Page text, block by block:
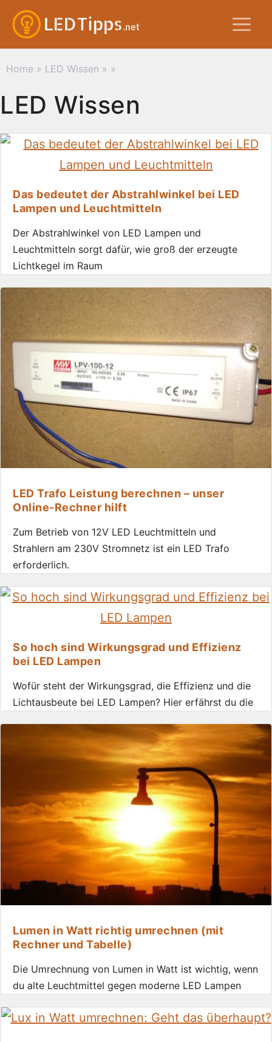
Zum
Inhalt
springen
Home » LED Wissen » »
LED Wissen
Das bedeutet der Abstrahlwinkel bei LED
Lampen und Leuchtmitteln
Der Abstrahlwinkel von LED Lampen und
Leuchtmitteln sorgt dafür, wie groß der erzeugte
Lichtkegel im Raum
LED Trafo Leistung berechnen – unser
Online-Rechner hilft
Zum Betrieb von 12V LED Leuchtmitteln und
Strahlern am 230V Stromnetz ist ein LED Trafo
erforderlich.
So hoch sind Wirkungsgrad und Effizienz
bei LED Lampen
Wofür steht der Wirkungsgrad, die Effizienz und die
Lichtausbeute bei LED Lampen? Hier erfährst du die
Lumen in Watt richtig umrechnen (mit
Rechner und Tabelle)
Die Umrechnung von Lumen in Watt ist wichtig, wenn
du alte Leuchtmittel gegen moderne LED Lampen